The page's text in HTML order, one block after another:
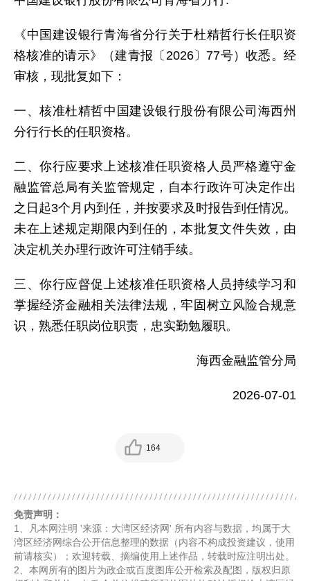
《中国建设银行青海省分行关于杜精哲行长任职资
格核准的请示》（建青报〔2026〕77号）收悉。经
审核，现批复如下：
一、核准杜精哲中国建设银行股份有限公司海西州
分行行长的任职资格。
二、你行应要求上述核准任职资格人员严格遵守金
融监管总局有关监管规定，自本行政许可决定作出
之日起3个月内到任，并按要求及时报告到任情况。
未在上述规定期限内到任的，本批复文件失效，由
决定机关办理行政许可注销手续。
三、你行应督促上述核准任职资格人员持续学习和
掌握经济金融相关法律法规，牢固树立风险合规意
识，熟悉任职岗位职责，忠实勤勉履职。
海西金融监管分局
2026-07-01
164
免责声明：
1、凡本网注明 '来源：大湾区经济网' 所有内容与数据，均属于大
湾区经济网综合公开信息整理的数据（内容不构成投资建议，使用
前请核实）；欢迎转载、摘编使用上述作品，转载时应注明出处。
2、本网所有的图片为政企或百度图库公开检索及配图，版权归原